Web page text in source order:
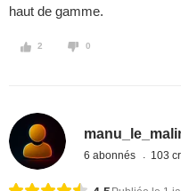
haut de gamme.
2 0
6 abonnés 103